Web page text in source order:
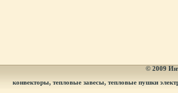
© 2009
конвекторы, тепловые завесы, тепловые пушки